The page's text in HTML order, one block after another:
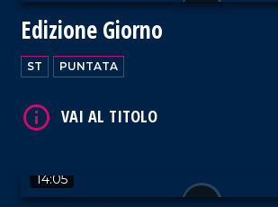
Edizione Giorno
ST PUNTATA
14:05